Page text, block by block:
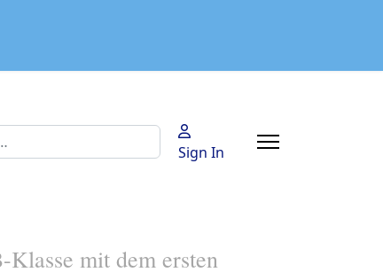
Sign In
mit dem ersten